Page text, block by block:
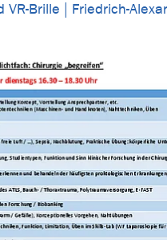
Brille | Friedrich-